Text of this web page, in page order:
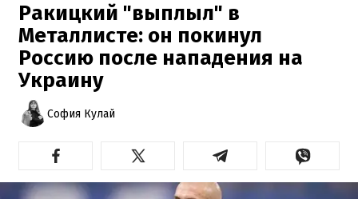
Ракицкий "выплыл" в
Металлисте: он покинул
Россию после нападения на
Украину
София Кулай